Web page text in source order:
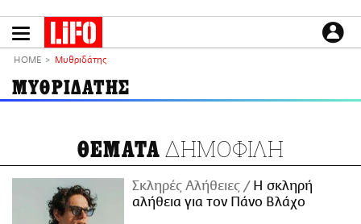
το
ΕΙΔΗΣΕΙΣ
CULTURE
PODCASTS
Plus
HOME Μυθριδάτης
ΜΥΘΡΙΔΑΤΗΣ
ΘΕΜΑΤΑ ΔΗΜΟΦΙΛΗ
Σκληρές Αλήθειες
H σκληρή
αλήθεια για τον Πάνο Βλάχο